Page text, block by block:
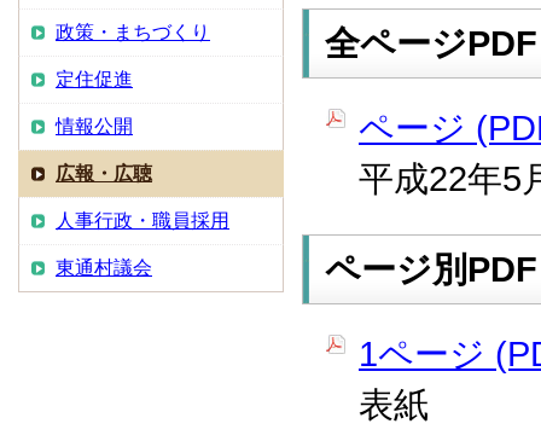
全ページPDF
ページ
平成22年5
ページ別PDF
1ページ
表紙
政策・まちづくり
定住促進
情報公開
広報・広聴
人事行政・職員採用
東通村議会